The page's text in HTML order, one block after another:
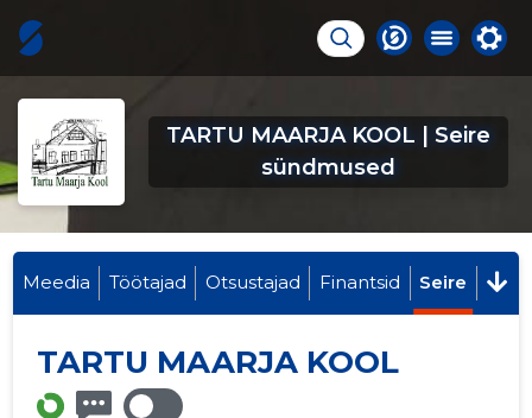
TARTU MAARJA KOOL | Seire
sündmused
Meedia Töötajad Otsustajad Finantsid Seire
TARTU MAARJA KOOL